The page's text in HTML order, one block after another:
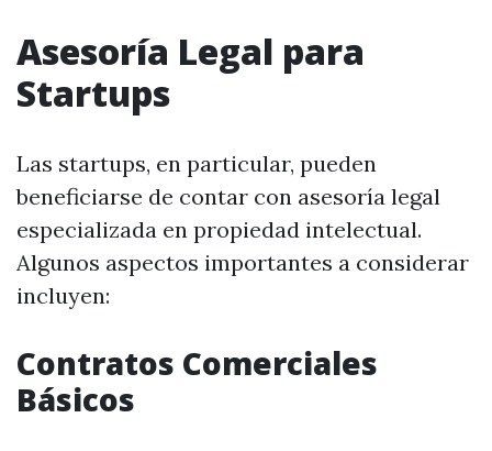
Asesoría Legal para
Startups
Las startups, en particular, pueden
beneficiarse de contar con asesoría legal
especializada en propiedad intelectual.
Algunos aspectos importantes a considerar
incluyen:
Contratos Comerciales
Básicos